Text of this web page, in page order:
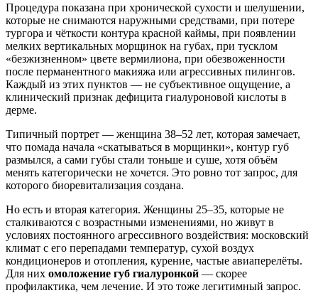
Процедура показана при хронической сухости и шелушении,
которые не снимаются наружными средствами, при потере
тургора и чёткости контура красной каймы, при появлении
мелких вертикальных морщинок на губах, при тусклом
«безжизненном» цвете вермилиона, при обезвоженности
после перманентного макияжа или агрессивных пилингов.
Каждый из этих пунктов — не субъективное ощущение, а
клинический признак дефицита гиалуроновой кислоты в
дерме.
Типичный портрет — женщина 38–52 лет, которая замечает,
что помада начала «скатываться в морщинки», контур губ
размылся, а сами губы стали тоньше и суше, хотя объём
менять категорически не хочется. Это ровно тот запрос, для
которого биоревитализация создана.
Но есть и вторая категория. Женщины 25–35, которые не
сталкиваются с возрастными изменениями, но живут в
условиях постоянного агрессивного воздействия: московский
климат с его перепадами температур, сухой воздух
кондиционеров и отопления, курение, частые авиаперелёты.
Для них омоложение губ гиалуронкой — скорее
профилактика, чем лечение. И это тоже легитимный запрос.